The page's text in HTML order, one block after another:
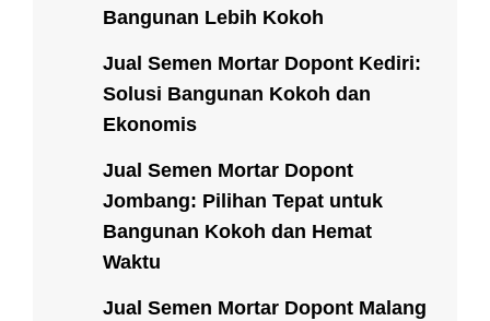
Bangunan Lebih Kokoh
Jual Semen Mortar Dopont Kediri:
Solusi Bangunan Kokoh dan
Ekonomis
Jual Semen Mortar Dopont
Jombang: Pilihan Tepat untuk
Bangunan Kokoh dan Hemat
Waktu
Jual Semen Mortar Dopont Malang